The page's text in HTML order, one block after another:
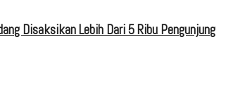
Disaksikan Lebih Dari 5 Ribu Pengunjung